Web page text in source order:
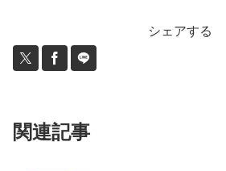
シェアする
関連記事